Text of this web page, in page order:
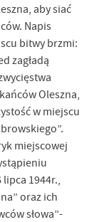
aby siać
Napis
bitwy brzmi:
zagładą
Oleszna,
w miejscu
miejscowej
lipca 1944r.,
oraz ich
słowa”-